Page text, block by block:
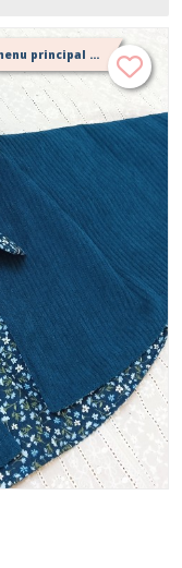
Cet article n'est plus proposé, retournez au menu principal ou contactez moi!